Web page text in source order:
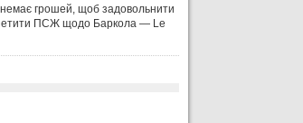
грошей, щоб задовольнити
ПСЖ щодо Баркола — Le